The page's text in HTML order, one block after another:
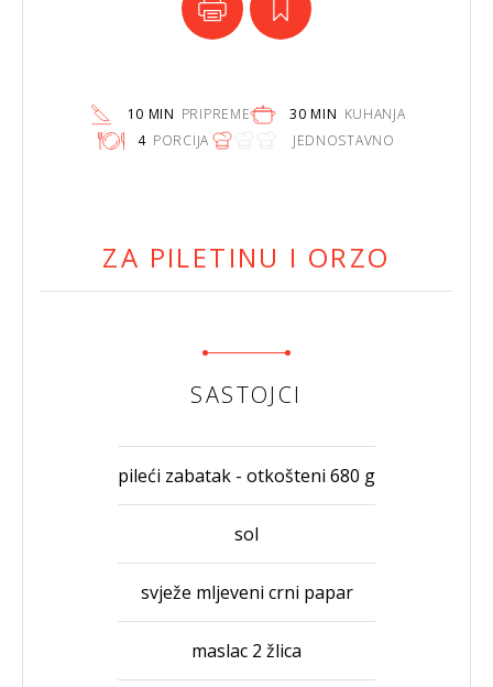
10 MIN PRIPREME 30 MIN KUHANJA
4 PORCIJA JEDNOSTAVNO
ZA PILETINU I ORZO
SASTOJCI
pileći zabatak - otkošteni 680 g
sol
svježe mljeveni crni papar
maslac 2 žlica